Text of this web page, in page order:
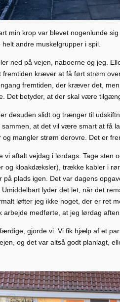
min krop var blevet nogenlunde
andre muskelgrupper i spil.
ned på vejen, naboerne og jeg.
fremtiden kræver at få ført strøm
fremtiden, der kræver det,
Det betyder, at der skal være
desuden slidt og trænger til
sammen, at det vil være smart at få
og mangler strøm derovre. Det er
vi aftalt vejdag i lørdags. Tage
og kloakdæksler), trække kabler i
på plads igen. Det var dagens
lyder det let, når det
løfter jeg ikke noget, der er ret
arbejde medførte, at jeg lørdag
gjorde vi. Vi fik hjælp af et
og det var altså godt planlagt,